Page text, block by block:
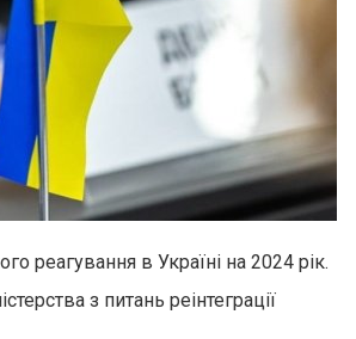
реагування в Україні на 2024 рік.
з питань реінтеграції